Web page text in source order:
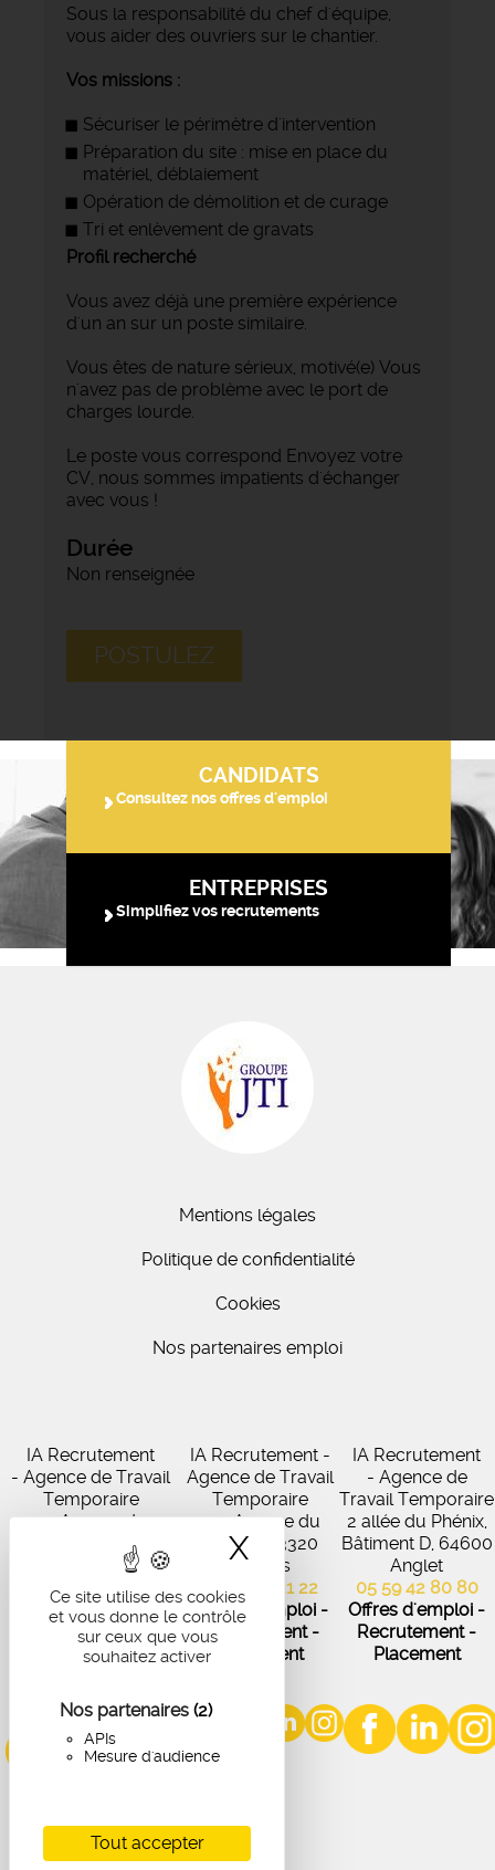
Ce site utilise des cookies
et vous donne le contrôle
sur ceux que vous
souhaitez activer
Nos partenaires (2)
APIs
Mesure d'audience
Tout accepter
X Masquer le
Sous la responsabilité du chef d'équipe,
vous aider des ouvriers sur le chantier.
Vos missions :
Sécuriser le périmètre d'intervention
Préparation du site : mise en place du
matériel, déblaiement
Opération de démolition et de curage
Tri et enlèvement de gravats
Profil recherché
Vous avez déjà une première expérience
d'un an sur un poste similaire.
Vous êtes de nature sérieux, motivé(e) Vous
n'avez pas de problème avec le port de
charges lourde.
Le poste vous correspond Envoyez votre
CV, nous sommes impatients d'échanger
avec vous !
Durée
Non renseignée
POSTULEZ
CANDIDATS
Consultez nos offres d'emploi
ENTREPRISES
Simplifiez vos recrutements
Mentions légales
Politique de confidentialité
Cookies
Nos partenaires emploi
IA Recrutement
- Agence de Travail
Temporaire
27 Avenue de
Virecourt, 33370
Artigues-près-
Bordeaux
05 56 67 48 57
Offres d'emploi -
Recrutement -
IA Recrutement -
Agence de Travail
Temporaire
102 Avenue du
Médoc, 33320
Eysines
05 56 45 21 22
Offres d'emploi -
Recrutement -
Placement
IA Recrutement
- Agence de
Travail Temporaire
2 allée du Phénix,
Bâtiment D, 64600
Anglet
05 59 42 80 80
Offres d'emploi -
Recrutement -
Placement